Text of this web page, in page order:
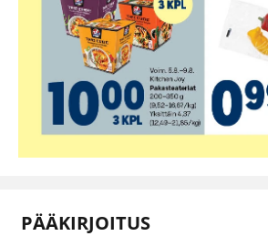
PÄÄKIRJOITUS